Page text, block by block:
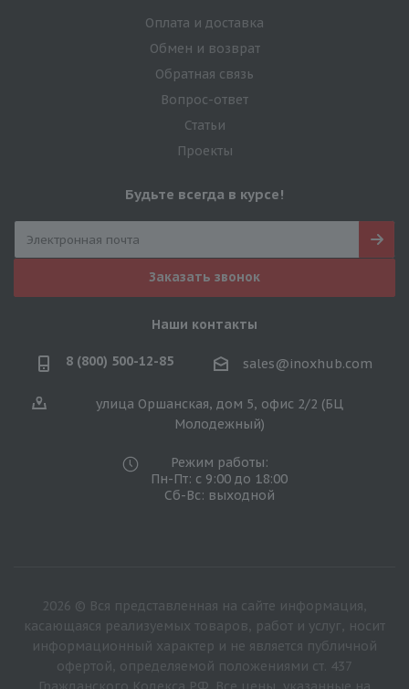
Оплата и доставка
Обмен и возврат
Обратная связь
Вопрос-ответ
Статьи
Проекты
Будьте всегда в курсе!
Заказать звонок
Наши контакты
8 (800) 500-12-85 sales@inoxhub.com
улица Оршанская, дом 5, офис 2/2 (БЦ
Молодежный)
Режим работы:
Пн-Пт: с 9:00 до 18:00
Сб-Вс: выходной
2026 © Вся представленная на сайте информация,
касающаяся реализуемых товаров, работ и услуг, носит
информационный характер и не является публичной
офертой, определяемой положениями ст. 437